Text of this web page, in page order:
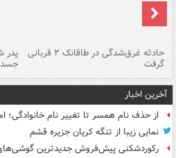
حادثه غرق‌شدگی در طاقانک ۲ قربانی
گرفت
پدر
جسد
آخرین اخبار
از حذف نام همسر تا تغییر نام خانوادگی؛
نمایی زیبا از تنگه کریان جزیره قشم
رکوردشکنی پیش‌فروش جدیدترین